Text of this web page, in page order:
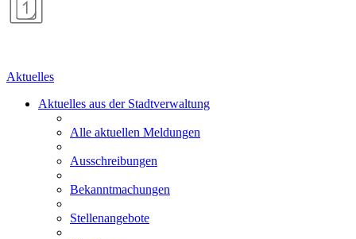
Aktuelles
Aktuelles aus der Stadtverwaltung
Alle aktuellen Meldungen
Ausschreibungen
Bekanntmachungen
Stellenangebote